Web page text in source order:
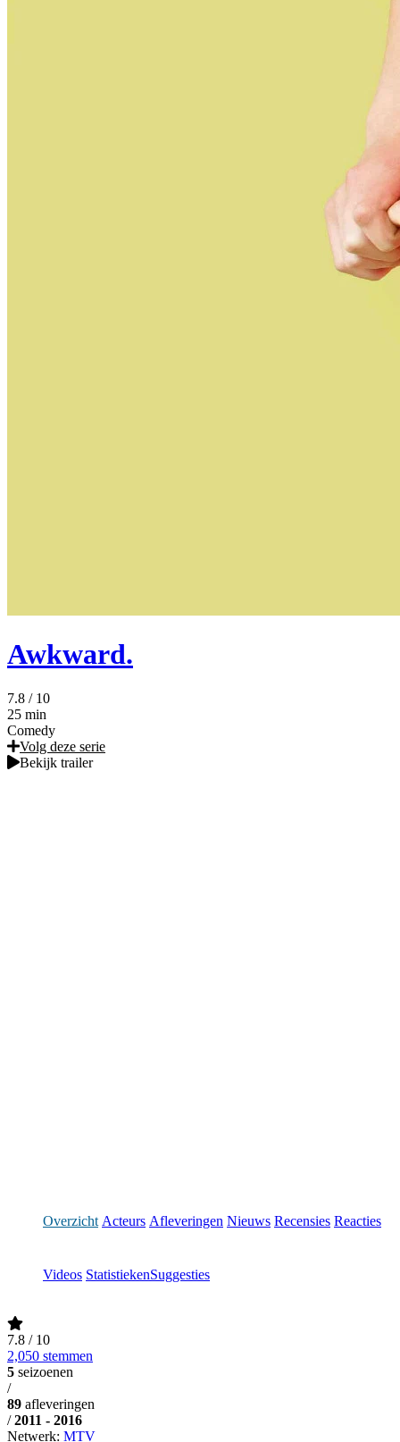
Awkward.
7.8 / 10
25 min
Comedy
Volg deze serie
Bekijk trailer
Overzicht Acteurs Afleveringen Nieuws Recensies Reacties
Videos StatistiekenSuggesties
7.8 / 10
2,050 stemmen
5 seizoenen
/
89 afleveringen
/ 2011 - 2016
Netwerk: MTV